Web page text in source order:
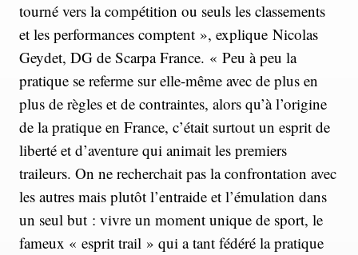
tourné vers la compétition ou seuls les classements
et les performances comptent », explique Nicolas
Geydet, DG de Scarpa France. « Peu à peu la
pratique se referme sur elle-même avec de plus en
plus de règles et de contraintes, alors qu’à l’origine
de la pratique en France, c’était surtout un esprit de
liberté et d’aventure qui animait les premiers
traileurs. On ne recherchait pas la confrontation avec
les autres mais plutôt l’entraide et l’émulation dans
un seul but : vivre un moment unique de sport, le
fameux « esprit trail » qui a tant fédéré la pratique